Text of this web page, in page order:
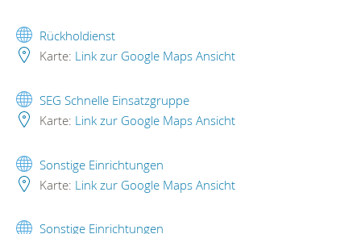
Rückholdienst
Karte: Link zur Google Maps Ansicht
SEG Schnelle Einsatzgruppe
Karte: Link zur Google Maps Ansicht
Sonstige Einrichtungen
Karte: Link zur Google Maps Ansicht
Sonstige Einrichtungen